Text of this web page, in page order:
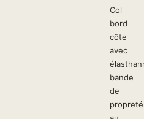
Col
bord
côte
avec
bande
de
propreté